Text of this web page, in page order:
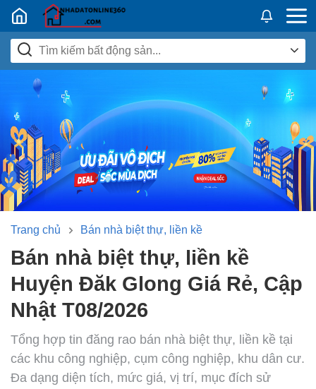
Nhadatban24h.vn
Trang chủ Bán nhà biệt thự, liền kề
Bán nhà biệt thự, liền kề
Huyện Đăk Glong Giá Rẻ, Cập
Nhật T08/2026
Tổng hợp tin đăng rao bán nhà biệt thự, liền kề tại
các khu công nghiệp, cụm công nghiệp, khu dân cư.
Đa dạng diện tích, mức giá, vị trí, mục đích sử